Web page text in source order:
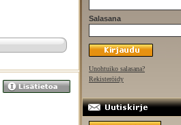
Salasana
Unohtuiko salasana?
Rekisteröidy